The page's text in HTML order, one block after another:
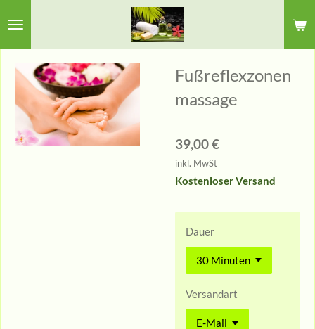
Fußreflexzonen
massage
39,00 €
inkl. MwSt
Kostenloser Versand
Dauer
Versandart